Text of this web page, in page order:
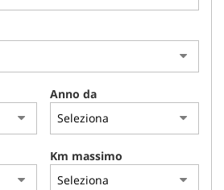
Anno da
Km massimo